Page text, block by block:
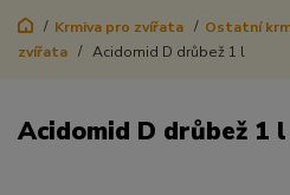
Krmiva pro zvířata Ostatní
zvířata
Acidomid D drůbež 1 l
Acidomid D drůbež 1 l